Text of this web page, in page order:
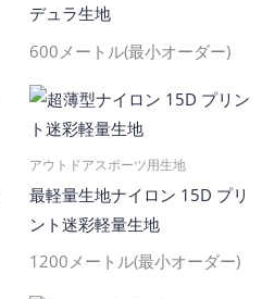
デュラ生地
600メートル(最小オーダー)
アウトドアスポーツ用生地
最軽量生地ナイロン 15D プリ
ント迷彩軽量生地
1200メートル(最小オーダー)